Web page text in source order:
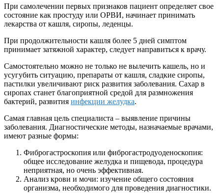
При самолечении первых признаков пациент определяет свое
состояние как простуду или ОРВИ, начинает принимать
лекарства от кашля, сиропы, леденцы.
При продолжительности кашля более 5 дней симптом
принимает затяжной характер, следует направиться к врачу.
Самостоятельно можно не только не вылечить кашель, но и
усугубить ситуацию, препараты от кашля, сладкие сиропы,
пастилки увеличивают риск развития заболевания. Сахар в
сиропах станет благоприятной средой для размножения
бактерий, развития инфекции желудка.
Самая главная цель специалиста – выявление причины
заболевания. Диагностические методы, назначаемые врачами,
имеют разные формы:
Фиброгастроскопия или фиброгастродуоденоскопия:
общее исследование желудка и пищевода, процедура
неприятная, но очень эффективная.
Анализ крови и мочи: изучение общего состояния
организма, необходимого для проведения диагностики.